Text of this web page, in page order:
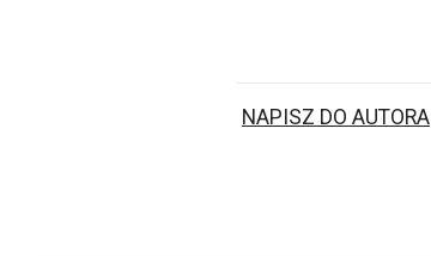
NAPISZ DO AUTORA